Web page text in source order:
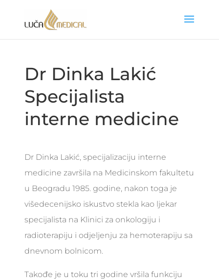
Dr Dinka Lakić
Specijalista
interne medicine
Dr Dinka Lakić, specijalizaciju interne
medicine završila na Medicinskom fakultetu
u Beogradu 1985. godine, nakon toga je
višedecenijsko iskustvo stekla kao ljekar
specijalista na Klinici za onkologiju i
radioterapiju i odjeljenju za hemoterapiju sa
dnevnom bolnicom.
Takođe je u toku tri godine vršila funkciju